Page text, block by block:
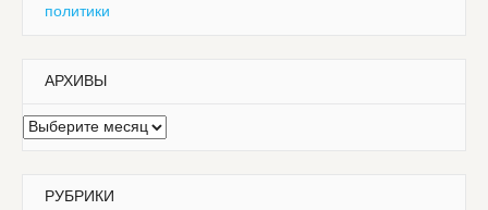
политики
АРХИВЫ
Архивы
РУБРИКИ